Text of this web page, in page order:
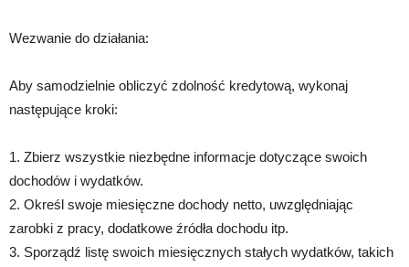
Wezwanie do działania:
Aby samodzielnie obliczyć zdolność kredytową, wykonaj
następujące kroki:
1. Zbierz wszystkie niezbędne informacje dotyczące swoich
dochodów i wydatków.
2. Określ swoje miesięczne dochody netto, uwzględniając
zarobki z pracy, dodatkowe źródła dochodu itp.
3. Sporządź listę swoich miesięcznych stałych wydatków, takich